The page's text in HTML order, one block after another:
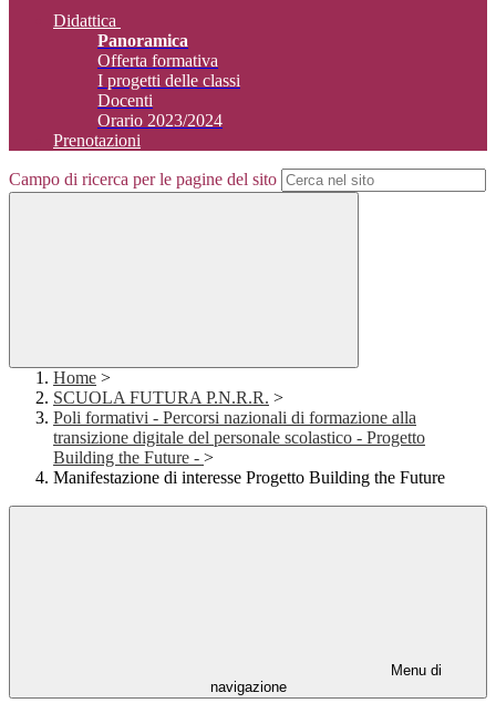
Didattica
Panoramica
Offerta formativa
I progetti delle classi
Docenti
Orario 2023/2024
Prenotazioni
Campo di ricerca per le pagine del sito
Home >
SCUOLA FUTURA P.N.R.R. >
Poli formativi - Percorsi nazionali di formazione alla
transizione digitale del personale scolastico - Progetto
Building the Future - >
Manifestazione di interesse Progetto Building the Future
Menu di
navigazione